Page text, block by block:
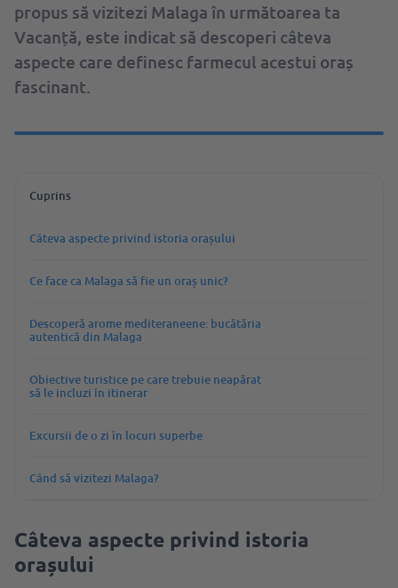
propus să vizitezi Malaga în următoarea ta
Vacanță, este indicat să descoperi câteva
aspecte care definesc farmecul acestui oraș
fascinant.
Cuprins
Câteva aspecte privind istoria orașului
Ce face ca Malaga să fie un oraș unic?
Descoperă arome mediteraneene: bucătăria
autentică din Malaga
Obiective turistice pe care trebuie neapărat
să le incluzi în itinerar
Excursii de o zi în locuri superbe
Când să vizitezi Malaga?
Câteva aspecte privind istoria
orașului